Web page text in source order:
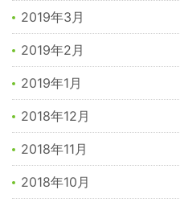
2019年3月
2019年2月
2019年1月
2018年12月
2018年11月
2018年10月